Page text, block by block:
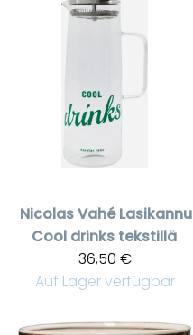
Nicolas Vahé Lasikannu
Cool drinks tekstillä
36,50 €
Auf Lager verfügbar